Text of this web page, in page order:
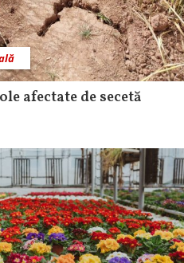
afectate de secetă